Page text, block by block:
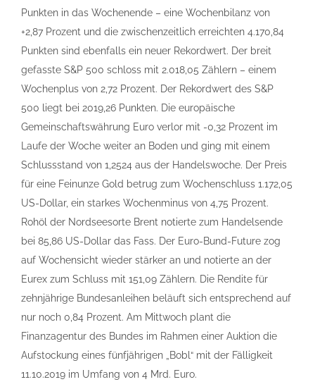
Punkten in das Wochenende – eine Wochenbilanz von
+2,87 Prozent und die zwischenzeitlich erreichten 4.170,84
Punkten sind ebenfalls ein neuer Rekordwert. Der breit
gefasste S&P 500 schloss mit 2.018,05 Zählern – einem
Wochenplus von 2,72 Prozent. Der Rekordwert des S&P
500 liegt bei 2019,26 Punkten. Die europäische
Gemeinschaftswährung Euro verlor mit -0,32 Prozent im
Laufe der Woche weiter an Boden und ging mit einem
Schlussstand von 1,2524 aus der Handelswoche. Der Preis
für eine Feinunze Gold betrug zum Wochenschluss 1.172,05
US-Dollar, ein starkes Wochenminus von 4,75 Prozent.
Rohöl der Nordseesorte Brent notierte zum Handelsende
bei 85,86 US-Dollar das Fass. Der Euro-Bund-Future zog
auf Wochensicht wieder stärker an und notierte an der
Eurex zum Schluss mit 151,09 Zählern. Die Rendite für
zehnjährige Bundesanleihen beläuft sich entsprechend auf
nur noch 0,84 Prozent. Am Mittwoch plant die
Finanzagentur des Bundes im Rahmen einer Auktion die
Aufstockung eines fünfjährigen „Bobl“ mit der Fälligkeit
11.10.2019 im Umfang von 4 Mrd. Euro.